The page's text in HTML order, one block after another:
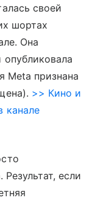
своей
шортах
Она
Meta признана
>> Кино и
канале
если